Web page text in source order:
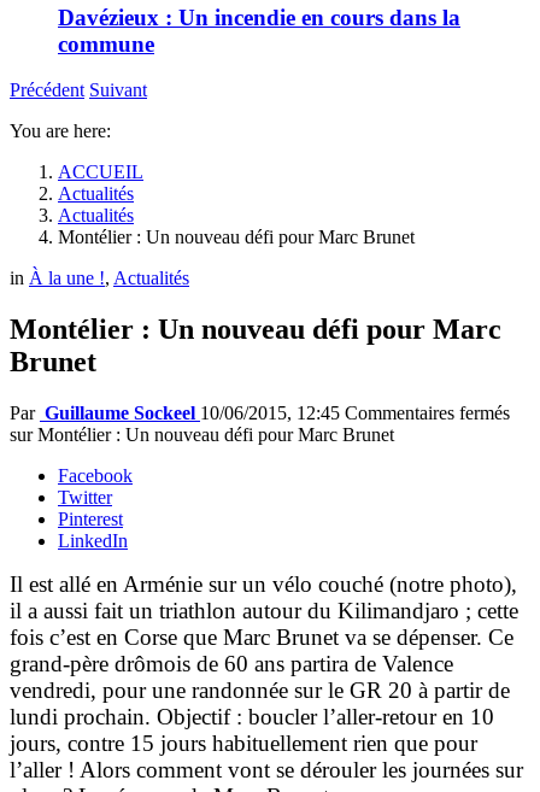
Davézieux : Un incendie en cours dans la
commune
Précédent Suivant
You are here:
ACCUEIL
Actualités
Actualités
Montélier : Un nouveau défi pour Marc Brunet
in À la une !, Actualités
Montélier : Un nouveau défi pour Marc
Brunet
Par Guillaume Sockeel 10/06/2015, 12:45 Commentaires fermés
sur Montélier : Un nouveau défi pour Marc Brunet
Facebook
Twitter
Pinterest
LinkedIn
Il est allé en Arménie sur un vélo couché (notre photo),
il a aussi fait un triathlon autour du Kilimandjaro ; cette
fois c’est en Corse que Marc Brunet va se dépenser. Ce
grand-père drômois de 60 ans partira de Valence
vendredi, pour une randonnée sur le GR 20 à partir de
lundi prochain. Objectif : boucler l’aller-retour en 10
jours, contre 15 jours habituellement rien que pour
l’aller ! Alors comment vont se dérouler les journées sur